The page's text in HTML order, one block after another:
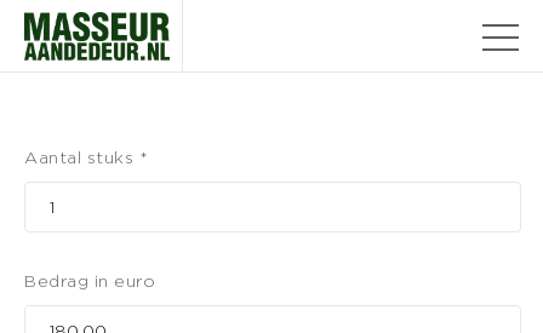
Aantal stuks *
Bedrag in euro